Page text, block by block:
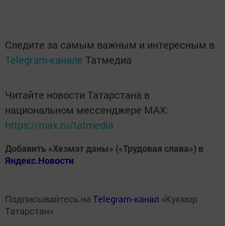
Следите за самым важным и интересным в
Telegram-канале Татмедиа
Читайте новости Татарстана в
национальном мессенджере MАХ:
https://max.ru/tatmedia
Добавить «Хезмэт даны» («Трудовая слава») в
Яндекс.Новости
Подписывайтесь на Telegram-канал «Кукмор
Татарстан»